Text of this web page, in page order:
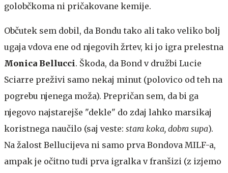
golobčkoma ni pričakovane kemije.
Občutek sem dobil, da Bondu tako ali tako veliko bolj
ugaja vdova ene od njegovih žrtev, ki jo igra prelestna
Monica Bellucci. Škoda, da Bond v družbi Lucie
Sciarre preživi samo nekaj minut (polovico od teh na
pogrebu njenega moža). Prepričan sem, da bi ga
njegovo najstarejše "dekle" do zdaj lahko marsikaj
koristnega naučilo (saj veste: stara koka, dobra supa).
Na žalost Bellucijeva ni samo prva Bondova MILF-a,
ampak je očitno tudi prva igralka v franšizi (z izjemo